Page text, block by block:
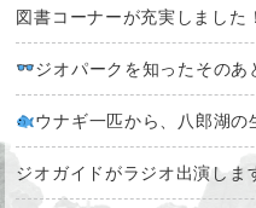
図書コーナーが充実しました！
ジオパークを知ったそのあ
ウナギ一匹から、八郎湖の
ジオガイドがラジオ出演しま